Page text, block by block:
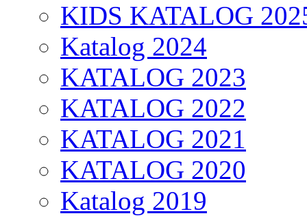
KIDS KATALOG
Katalog 2024
KATALOG 2023
KATALOG 2022
KATALOG 2021
KATALOG 2020
Katalog 2019